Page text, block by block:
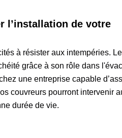
l’installation de votre
à résister aux intempéries.
grâce à son rôle dans
une entreprise capable
couvreurs pourront intervenir
durée de vie.